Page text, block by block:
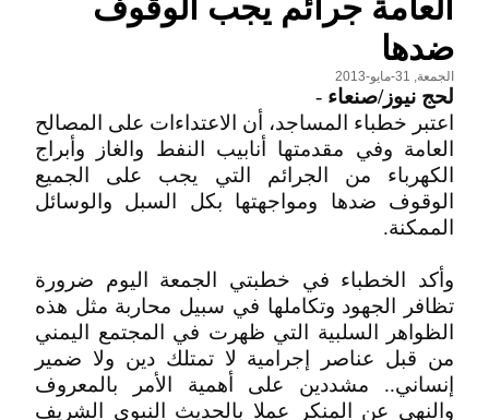
العامة جرائم يجب الوقوف
ضدها
الجمعة, 31-مايو-2013
لحج نيوز/صنعاء -
اعتبر خطباء المساجد، أن الاعتداءات على المصالح
العامة وفي مقدمتها أنابيب النفط والغاز وأبراج
الكهرباء من الجرائم التي يجب على الجميع
الوقوف ضدها ومواجهتها بكل السبل والوسائل
الممكنة.
وأكد الخطباء في خطبتي الجمعة اليوم ضرورة
تظافر الجهود وتكاملها في سبيل محاربة مثل هذه
الظواهر السلبية التي ظهرت في المجتمع اليمني
من قبل عناصر إجرامية لا تمتلك دين ولا ضمير
إنساني.. مشددين على أهمية الأمر بالمعروف
والنهي عن المنكر عملا بالحديث النبوي الشريف